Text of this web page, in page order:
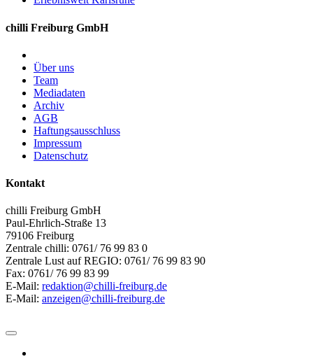
chilli Freiburg GmbH
Über uns
Team
Mediadaten
Archiv
AGB
Haftungsausschluss
Impressum
Datenschutz
Kontakt
chilli Freiburg GmbH
Paul-Ehrlich-Straße 13
79106 Freiburg
Zentrale chilli: 0761/ 76 99 83 0
Zentrale Lust auf REGIO: 0761/ 76 99 83 90
Fax: 0761/ 76 99 83 99
E-Mail: redaktion@chilli-freiburg.de
E-Mail: anzeigen@chilli-freiburg.de